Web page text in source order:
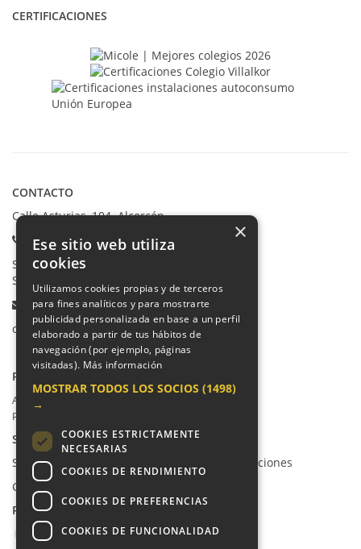
CERTIFICACIONES
CONTACTO
Calle Asturias, 104. Alcorcón
Teléfonos:
Secretaría Ppal:
Secretaría Infantil:
Email:
colegio@villalkor.com
PRIVACIDAD
Aviso legal / Política de privacidad
Política de cookies
SUGERENCIAS Y CANAL DE DENUNCIAS
Sugerencias, Quejas, Reclamaciones y Felicitaciones
Canal de denuncias
REDES SOCIALES
×
Ese sitio web utiliza
cookies
Utilizamos cookies propias y de terceros
para fines analíticos y para mostrarte
publicidad personalizada en base a un perfil
elaborado a partir de tus hábitos de
navegación (por ejemplo, páginas
visitadas). Más información
MOSTRAR TODOS LOS SOCIOS (1498)
→
COOKIES ESTRICTAMENTE
NECESARIAS
COOKIES DE RENDIMIENTO
COOKIES DE PREFERENCIAS
COOKIES DE FUNCIONALIDAD